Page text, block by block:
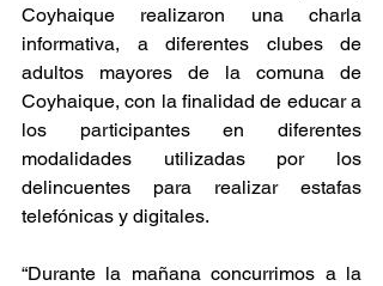
Coyhaique realizaron una charla
informativa, a diferentes clubes de
adultos mayores de la comuna de
Coyhaique, con la finalidad de educar a
los participantes en diferentes
modalidades utilizadas por los
delincuentes para realizar estafas
telefónicas y digitales.
“Durante la mañana concurrimos a la